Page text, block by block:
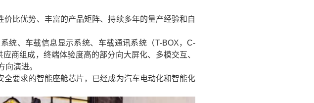
比优势、丰富的产品矩阵、持续多年的量产经验和自
统、车载信息显示系统、车载通讯系统（T-BOX，C-
商组成，终端体验度高的部分向大屏化、多模交互、
演进。
要求的智能座舱芯片，已经成为汽车电动化和智能化